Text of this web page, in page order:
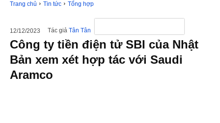
Trang chủ Tin tức Tổng hợp
12/12/2023 Tác giả Tân Tân
Công ty tiền điện tử SBI của Nhật
Bản xem xét hợp tác với Saudi
Aramco